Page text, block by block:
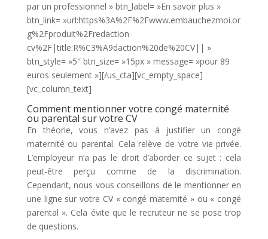
par un professionnel » btn_label= »En savoir plus »
btn_link= »url:https%3A%2F%2Fwww.embauchezmoi.or
g%2Fproduit%2Fredaction-
cv%2F|title:R%C3%A9daction%20de%20CV|| »
btn_style= »5″ btn_size= »15px » message= »pour 89
euros seulement »][/us_cta][vc_empty_space]
[vc_column_text]
Comment mentionner votre congé maternité
ou parental sur votre CV
En théorie, vous n’avez pas à justifier un congé
maternité ou parental. Cela relève de votre vie privée.
L’employeur n’a pas le droit d’aborder ce sujet : cela
peut-être perçu comme de la discrimination.
Cependant, nous vous conseillons de le mentionner en
une ligne sur votre CV « congé maternité » ou « congé
parental ». Cela évite que le recruteur ne se pose trop
de questions.